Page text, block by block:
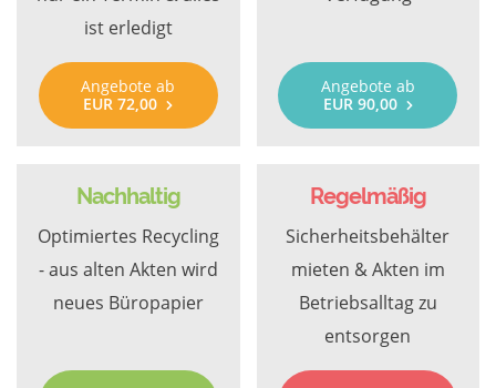
ist erledigt
Angebote ab
EUR 72,00
Angebote ab
EUR 90,00
Nachhaltig
Optimiertes Recycling
- aus alten Akten wird
neues Büropapier
Regelmäßig
Sicherheitsbehälter
mieten & Akten im
Betriebsalltag zu
entsorgen